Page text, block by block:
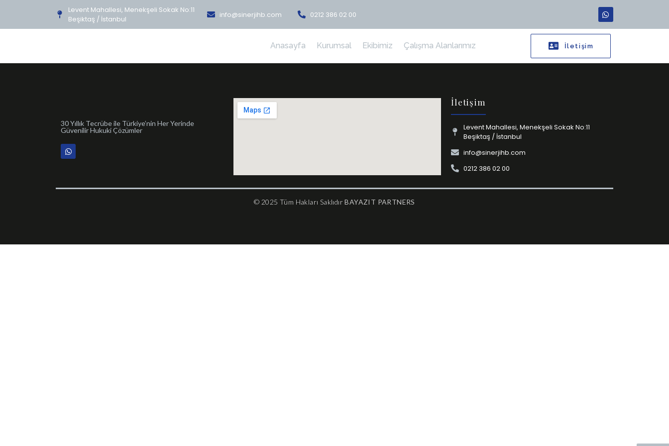
Levent Mahallesi, Menekşeli Sokak No:11
Beşiktaş / İstanbul
info@sinerjihb.com 0212 386 02 00
Anasayfa Kurumsal Ekibimiz Çalışma Alanlarımız İletişim
30 Yıllık Tecrübe ile Türkiye’nin Her Yerinde
Güvenilir Hukuki Çözümler
İletişim
Levent Mahallesi, Menekşeli Sokak No:11
Beşiktaş / İstanbul
info@sinerjihb.com
0212 386 02 00
© 2025 Tüm Hakları SaklıdırBAYAZIT PARTNERS